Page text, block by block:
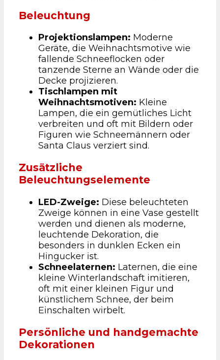
Beleuchtung
Projektionslampen: Moderne
Geräte, die Weihnachtsmotive wie
fallende Schneeflocken oder
tanzende Sterne an Wände oder die
Decke projizieren.
Tischlampen mit
Weihnachtsmotiven: Kleine
Lampen, die ein gemütliches Licht
verbreiten und oft mit Bildern oder
Figuren wie Schneemännern oder
Santa Claus verziert sind.
Zusätzliche
Beleuchtungselemente
LED-Zweige: Diese beleuchteten
Zweige können in eine Vase gestellt
werden und dienen als moderne,
leuchtende Dekoration, die
besonders in dunklen Ecken ein
Hingucker ist.
Schneelaternen: Laternen, die eine
kleine Winterlandschaft imitieren,
oft mit einer kleinen Figur und
künstlichem Schnee, der beim
Einschalten wirbelt.
Persönliche und handgemachte
Dekorationen